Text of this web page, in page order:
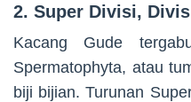
2. Super Divisi,
Kacang Gude
Spermatophyta, atau
biji bijian. Turunan